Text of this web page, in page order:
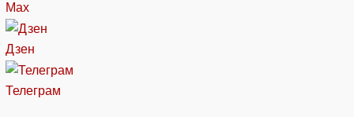
Max
Дзен
Телеграм